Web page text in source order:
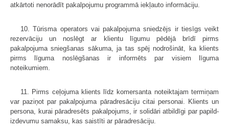
atkārtoti nenorādīt pakalpojumu programmā iekļauto informāciju.
10. Tūrisma operators vai pakalpojuma sniedzējs ir tiesīgs veikt
rezervāciju un noslēgt ar klientu līgumu pēdējā brīdī pirms
pakalpojuma sniegšanas sākuma, ja tas spēj nodrošināt, ka klients
pirms līguma noslēgšanas ir informēts par visiem līguma
noteikumiem.
11. Pirms ceļojuma klients līdz komersanta noteiktajam termiņam
var paziņot par pakalpojuma pāradresāciju citai personai. Klients un
persona, kurai pāradresēts pakalpojums, ir solidāri atbildīgi par papild­
izdevumu samaksu, kas saistīti ar pāradresāciju.